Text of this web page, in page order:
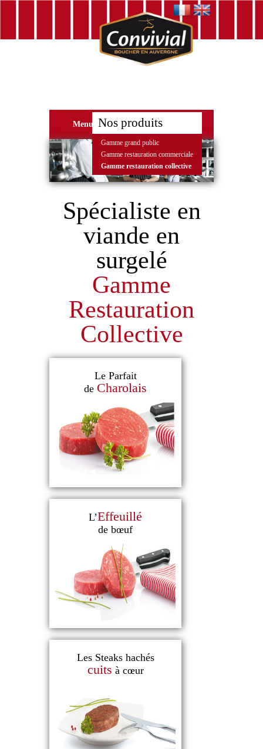
Menu Nos produits
Gamme grand public
Gamme restauration commerciale
Gamme restauration collective
Spécialiste en
viande en
surgelé
Gamme
Restauration
Collective
Le Parfait
de Charolais
L’Effeuillé
de bœuf
Les Steaks hachés
cuits à cœur